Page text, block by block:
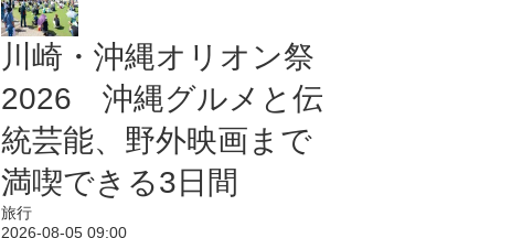
川崎・沖縄オリオン祭
2026 沖縄グルメと伝
統芸能、野外映画まで
満喫できる3日間
旅行
2026-08-05 09:00